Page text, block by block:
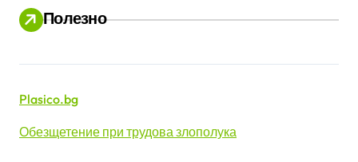
и
Полезно
Plasico.bg
Обезщетение при трудова злополука